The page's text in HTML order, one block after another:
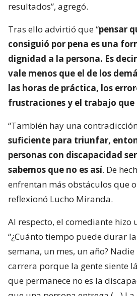
resultados”, agregó.
Tras ello advirtió que “pensar
consiguió por pena es una
dignidad a la persona. Es
vale menos que el de los
las horas de práctica, los
frustraciones y el trabajo
“También hay una
suficiente para triunfar,
personas con discapacidad
sabemos que no es así. De
enfrentan más obstáculos que
reflexionó Lucho Miranda.
Al respecto, el comediante hizo
“¿Cuánto tiempo puede durar la
semana, un mes, un año?
carrera porque la gente siente
que permanece no es la